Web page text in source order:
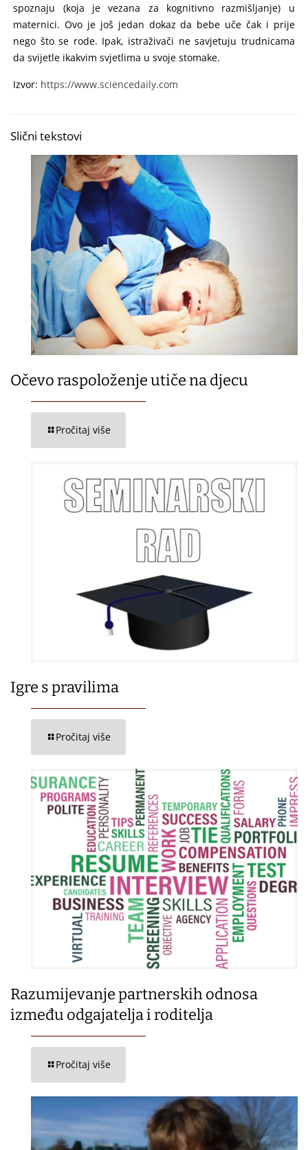
spoznaju (koja je vezana za kognitivno razmišljanje) u
maternici. Ovo je još jedan dokaz da bebe uče čak i prije
nego što se rode. Ipak, istraživači ne savjetuju trudnicama
da svijetle ikakvim svjetlima u svoje stomake.
Izvor: https://www.sciencedaily.com
Slični tekstovi
Očevo raspoloženje utiče na djecu
Pročitaj više
Igre s pravilima
Pročitaj više
Razumijevanje partnerskih odnosa
između odgajatelja i roditelja
Pročitaj više